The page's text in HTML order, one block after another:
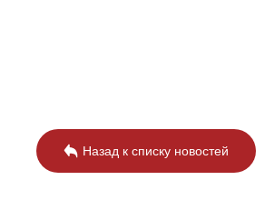
Назад к списку новостей